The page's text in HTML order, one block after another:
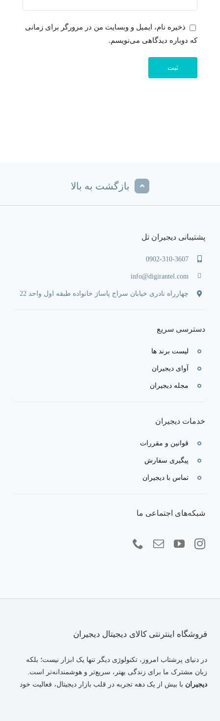
ذخیره نام، ایمیل و وبسایت من در مرورگر برای زمانی
که دوباره دیدگاهی می‌نویسم.
بازگشت به بالا
پشتیبانی دیجیران تل
0902-310-3607
info@digirantel.com
چهارراه نادری خیابان سراج پاساژ خانواده طبقه اول واحد 22
دسترسی سریع
لیست برند ها
آوای دیجیران
مجله دیجیران
خدمات دیجیران
قوانین و مقررات
پیگیری سفارش
تماس با دیجیران
شبکه‌های اجتماعی ما
فروشگاه اینترنتی کالای دیجیتال دیجیران
در دنیای پرشتاب امروز، تکنولوژی دیگر تنها یک ابزار نیست؛ بلکه
زبان مشترک ما برای زندگی بهتر، سریع‌تر و هوشمندانه‌تر است.
دیجیران با بیش از یک دهه تجربه در قلب بازار دیجیتال، فعالیت خود